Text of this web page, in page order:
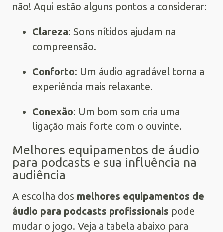
não! Aqui estão alguns pontos a considerar:
Clareza: Sons nítidos ajudam na
compreensão.
Conforto: Um áudio agradável torna a
experiência mais relaxante.
Conexão: Um bom som cria uma
ligação mais forte com o ouvinte.
Melhores equipamentos de áudio
para podcasts e sua influência na
audiência
A escolha dos melhores equipamentos de
áudio para podcasts profissionais pode
mudar o jogo. Veja a tabela abaixo para